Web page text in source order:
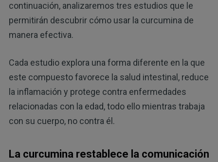
continuación, analizaremos tres estudios que le
permitirán descubrir cómo usar la curcumina de
manera efectiva.
Cada estudio explora una forma diferente en la que
este compuesto favorece la salud intestinal, reduce
la inflamación y protege contra enfermedades
relacionadas con la edad, todo ello mientras trabaja
con su cuerpo, no contra él.
La curcumina restablece la comunicación